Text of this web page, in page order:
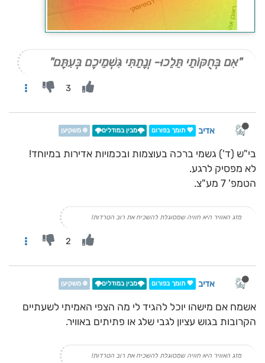
"אִם בְּחֻקּוֹתַי תֵּלֵכוּ- וְנָתַתִּי גִּשְׁמֵיכֶם בְּעִתָּם"
3
אדיב 💖 תומך בפורום 🌩️מבין במודלים🌩️ ❄️ משקיען
בי"ש (ד') גשמי ברכה בעוצמות ובכמויות אדירות במיוחד!
לא מפסיק לרגע.
הטמפ' 7 מע"צ.
מזג האוויר היא חוויה שמסוגלת להשכיח את רוב הטרדות!
2
אדיב 💖 תומך בפורום 🌩️מבין במודלים🌩️ ❄️ משקיען
אשמח אם מישהו יוכל להגיד לי מה הצפי האמיתי לשעתיים
הקרובות בגוש עציון לגבי שלג או פתיתים באוויר.
מזג האוויר היא חוויה שמסוגלת להשכיח את רוב הטרדות!